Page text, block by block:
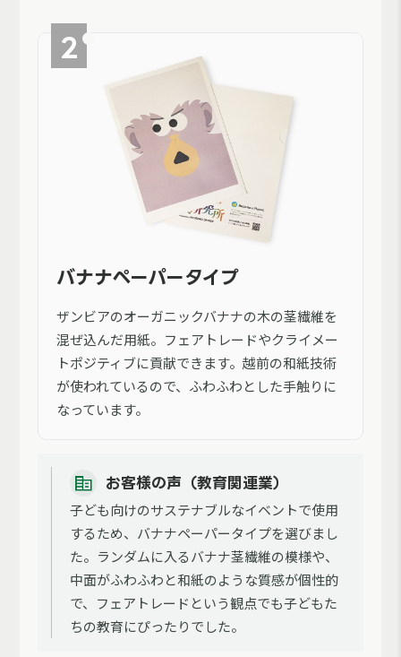
バナナペーパータイプ
ザンビアのオーガニックバナナの木の茎繊維を
混ぜ込んだ用紙。フェアトレードやクライメー
トポジティブに貢献できます。越前の和紙技術
が使われているので、ふわふわとした手触りに
なっています。
お客様の声（教育関連業）
子ども向けのサステナブルなイベントで使用
するため、バナナペーパータイプを選びまし
た。ランダムに入るバナナ茎繊維の模様や、
中面がふわふわと和紙のような質感が個性的
で、フェアトレードという観点でも子どもた
ちの教育にぴったりでした。